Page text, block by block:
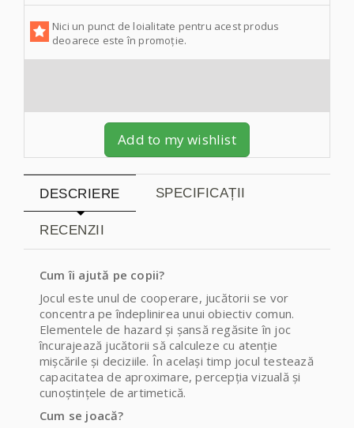
Nici un punct de loialitate pentru acest produs
deoarece este în promoție.
Add to my wishlist
DESCRIERE SPECIFICAȚII
RECENZII
Cum îi ajută pe copii?
Jocul este unul de cooperare, jucătorii se vor
concentra pe îndeplinirea unui obiectiv comun.
Elementele de hazard și șansă regăsite în joc
încurajează jucătorii să calculeze cu atenție
mișcările și deciziile. În același timp jocul testează
capacitatea de aproximare, percepția vizuală și
cunoștințele de artimetică.
Cum se joacă?